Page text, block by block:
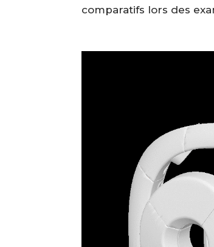
comparatifs lors des